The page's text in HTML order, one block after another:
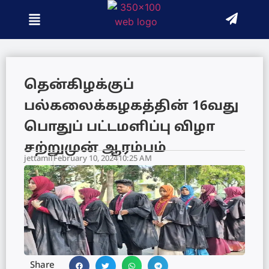
தென்கிழக்குப்
பல்கலைக்கழகத்தின் 16வது
பொதுப் பட்டமளிப்பு விழா
சற்றுமுன் ஆரம்பம்
jettamilFebruary 10, 202410:25 AM
Share